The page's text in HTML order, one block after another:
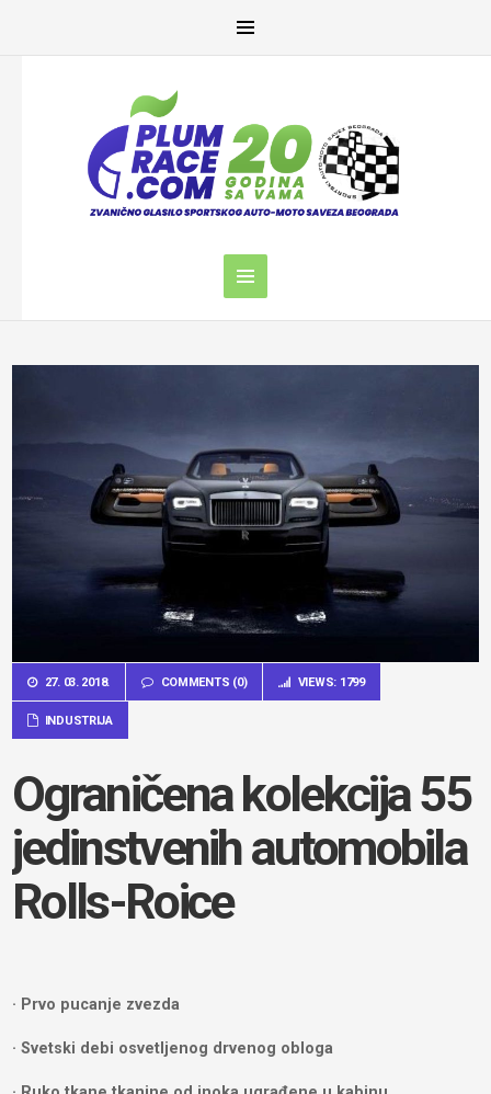
27. 03. 2018. COMMENTS (0) VIEWS: 1799
INDUSTRIJA
Ograničena kolekcija 55
jedinstvenih automobila
Rolls-Roice
· Prvo pucanje zvezda
· Svetski debi osvetljenog drvenog obloga